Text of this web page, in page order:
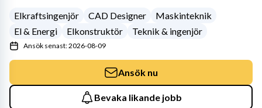
Elkraftsingenjör
CAD Designer
Maskinteknik
El & Energi
Elkonstruktör Teknik & ingenjör
Ansök senast: 2026-08-09
Ansök nu
Bevaka likande jobb